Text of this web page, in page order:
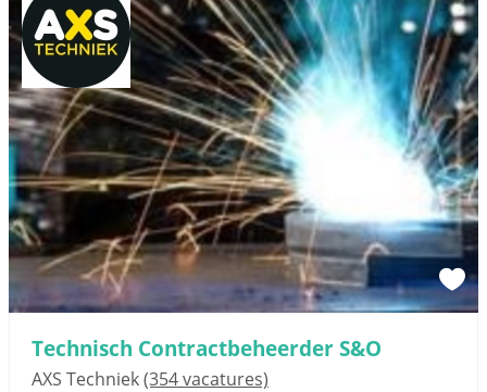
Technisch Contractbeheerder S&O
AXS Techniek(354 vacatures)